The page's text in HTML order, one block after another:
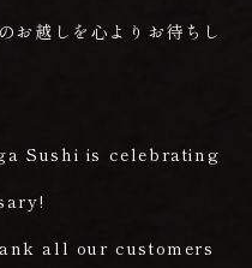
お越しを心よりお待ちし
Sushi is celebrating
all our customers